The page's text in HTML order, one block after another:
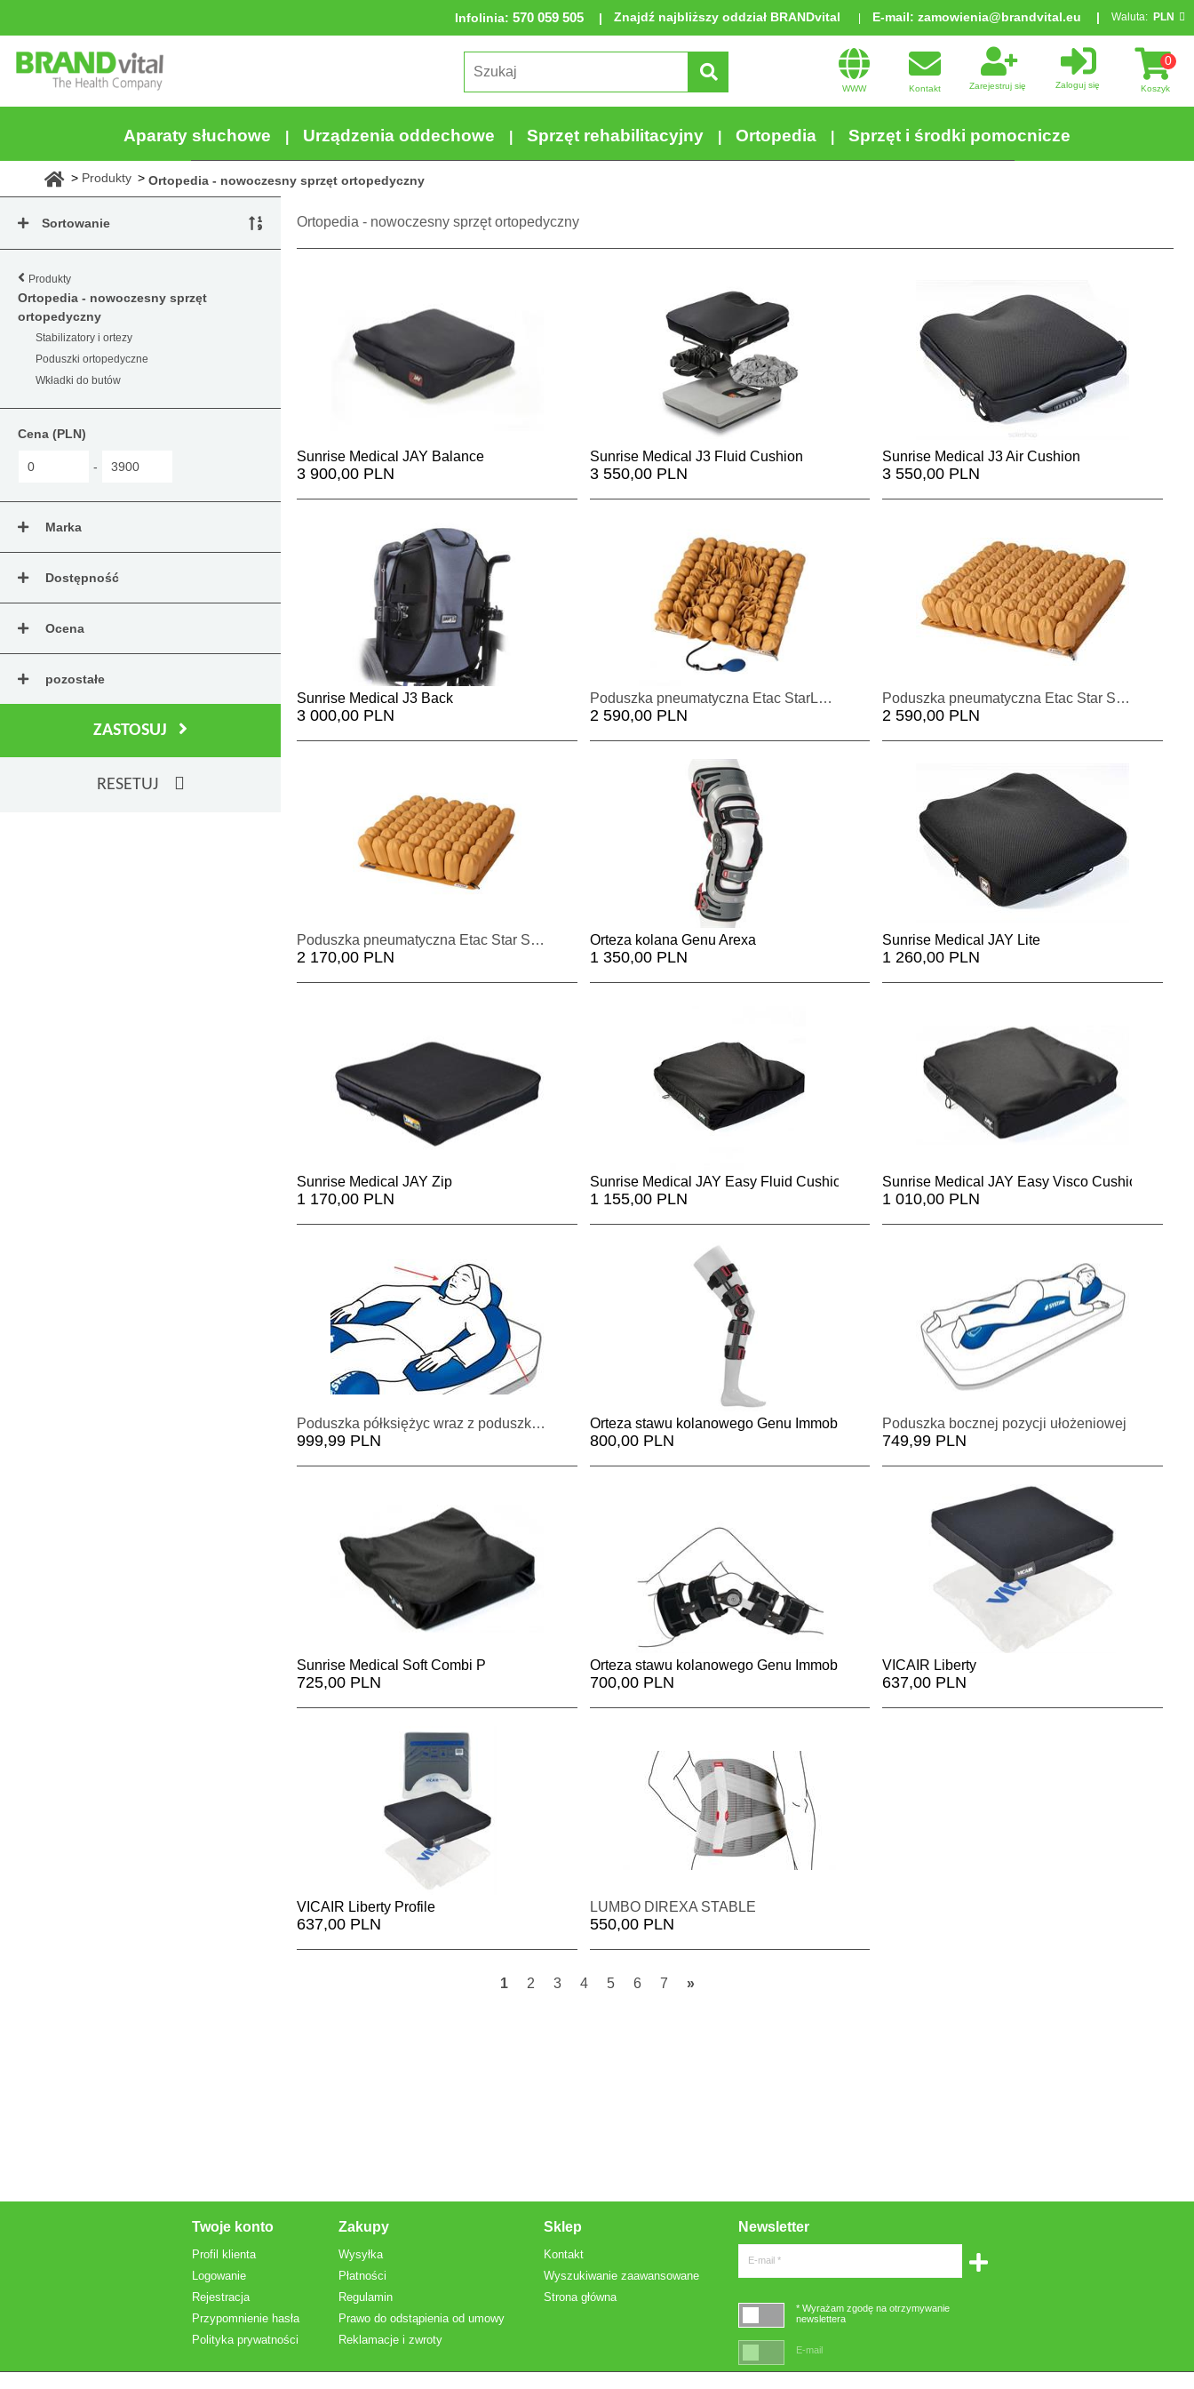
Infolinia: 570 059 505 Znajdź najbliższy oddział BRANDvital E-mail: zamowienia@brandvital.eu Waluta: PLN
WWW Kontakt Zarejestruj się Zaloguj się
0
Koszyk
Aparaty słuchowe Urządzenia oddechowe Sprzęt rehabilitacyjny Ortopedia Sprzęt i środki pomocnicze
Produkty Ortopedia - nowoczesny sprzęt ortopedyczny
Sortowanie
Produkty
Ortopedia - nowoczesny sprzęt
ortopedyczny
Stabilizatory i ortezy
Poduszki ortopedyczne
Wkładki do butów
Cena (PLN)
-
Marka
Dostępność
Ocena
pozostałe
ZASTOSUJ
RESETUJ
Ortopedia - nowoczesny sprzęt ortopedyczny
Sunrise Medical JAY Balance
3 900,00 PLN
Sunrise Medical J3 Fluid Cushion
3 550,00 PLN
Sunrise Medical J3 Air Cushion
3 550,00 PLN
Sunrise Medical J3 Back
3 000,00 PLN
Poduszka pneumatyczna Etac StarLock
2 590,00 PLN
Poduszka pneumatyczna Etac Star Stabil Air
2 590,00 PLN
Poduszka pneumatyczna Etac Star Standard Air
2 170,00 PLN
Orteza kolana Genu Arexa
1 350,00 PLN
Sunrise Medical JAY Lite
1 260,00 PLN
Sunrise Medical JAY Zip
1 170,00 PLN
Sunrise Medical JAY Easy Fluid Cushion
1 155,00 PLN
Sunrise Medical JAY Easy Visco Cushion
1 010,00 PLN
Poduszka półksiężyc wraz z poduszką pod głowę
999,99 PLN
Orteza stawu kolanowego Genu Immobil Adjuster
800,00 PLN
Poduszka bocznej pozycji ułożeniowej
749,99 PLN
Sunrise Medical Soft Combi P
725,00 PLN
Orteza stawu kolanowego Genu Immobil Vario T
700,00 PLN
VICAIR Liberty
637,00 PLN
VICAIR Liberty Profile
637,00 PLN
LUMBO DIREXA STABLE
550,00 PLN
1 2 3 4 5 6 7 »
Twoje konto
Profil klienta
Logowanie
Rejestracja
Przypomnienie hasła
Polityka prywatności
Zakupy
Wysyłka
Płatności
Regulamin
Prawo do odstąpienia od umowy
Reklamacje i zwroty
Sklep
Kontakt
Wyszukiwanie zaawansowane
Strona główna
Newsletter
E-mail *
* Wyrażam zgodę na otrzymywanie
newslettera
E-mail